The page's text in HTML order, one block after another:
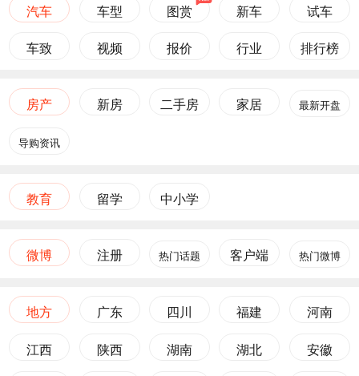
汽车 车型 图赏 新车 试车
车致 视频 报价 行业 排行榜
房产 新房 二手房 家居 最新开盘
导购资讯
教育 留学 中小学
微博 注册 热门话题 客户端 热门微博
地方 广东 四川 福建 河南
江西 陕西 湖南 湖北 安徽